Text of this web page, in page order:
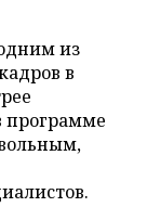
из
в
программе